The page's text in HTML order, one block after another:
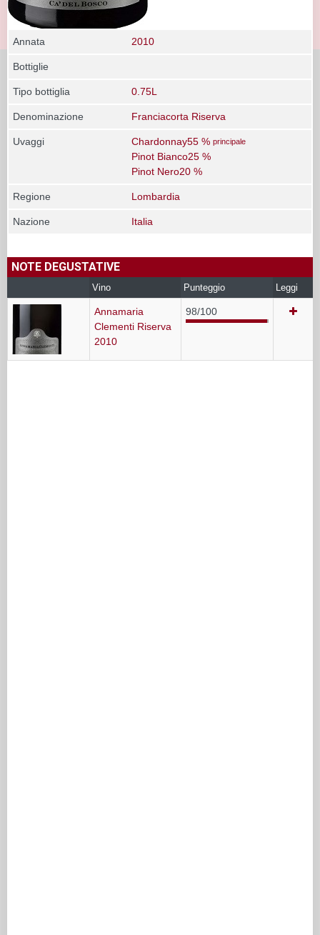
Annata 2010
Bottiglie
Tipo bottiglia 0.75L
Denominazione Franciacorta Riserva
Uvaggi Chardonnay55 % principale
Pinot Bianco25 %
Pinot Nero20 %
Regione Lombardia
Nazione Italia
NOTE DEGUSTATIVE
Vino Punteggio Leggi
Annamaria
Clementi Riserva
2010
98/100